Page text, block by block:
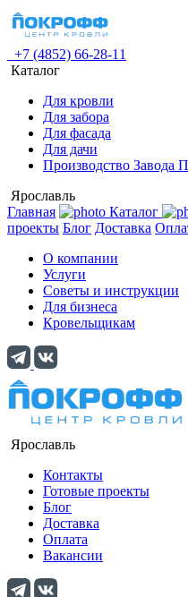
+7 (4852) 66-28-11
Каталог
Для кровли
Для забора
Для фасада
Для дачи
Производство Завода
Ярославль
Главная
Каталог
проекты Блог Доставка
О компании
Услуги
Советы и инструкции
Для бизнеса
Кровельщикам
Ярославль
Контакты
Готовые проекты
Блог
Доставка
Оплата
Вакансии